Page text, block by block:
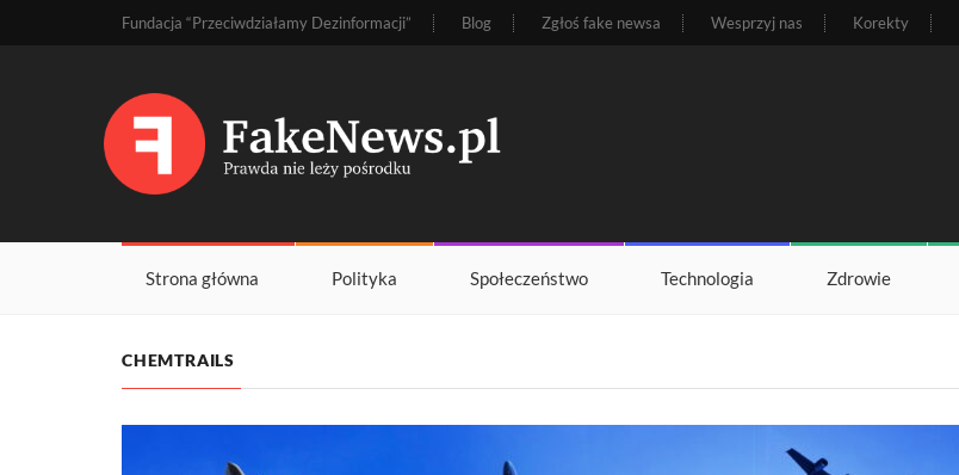
Fundacja “Przeciwdziałamy Dezinformacji” Blog Zgłoś fake newsa Wesprzyj nas Korekty
Strona główna Polityka Społeczeństwo Technologia Zdrowie
CHEMTRAILS